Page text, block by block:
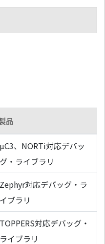
品
µC3、NORTi対応デバッ
グ・ライブラリ
Zephyr対応デバッグ・ラ
イブラリ
TOPPERS対応デバッグ・
ライブラリ